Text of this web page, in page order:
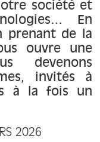
société et
En
prenant de la
ouvre une
devenons
invités à
à la fois un
2026